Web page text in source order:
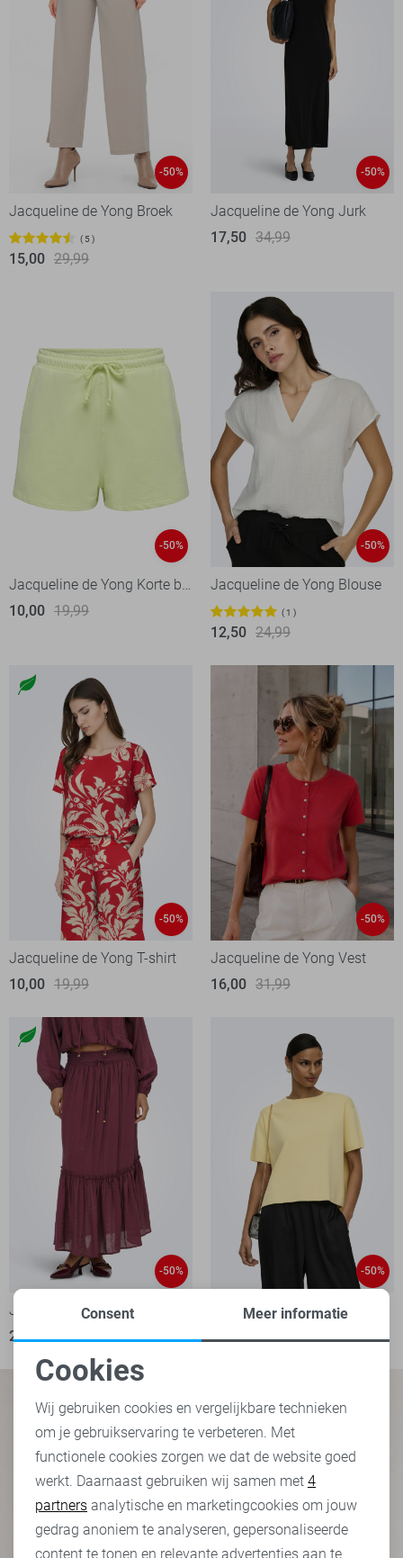
-50%
Jacqueline de Yong Broek
5
15,00 29,99
-50%
Jacqueline de Yong Jurk
17,50 34,99
-50%
Jacqueline de Yong Korte broek
10,00 19,99
-50%
Jacqueline de Yong Blouse
1
12,50 24,99
-50%
Jacqueline de Yong T-shirt
10,00 19,99
-50%
Jacqueline de Yong Vest
16,00 31,99
-50%
Jacqueline de Yong Rok
20,00 39,99
-50%
Jacqueline de Yong Trui
17,50 34,99
Noodzakelijke cookies
Personalisatie cookies
Analytische cookies
Marketing cookies
Consent Meer informatie
Cookies
Wij gebruiken cookies en vergelijkbare technieken
om je gebruikservaring te verbeteren. Met
functionele cookies zorgen we dat de website goed
werkt. Daarnaast gebruiken wij samen met 4
partners analytische en marketingcookies om jouw
gedrag anoniem te analyseren, gepersonaliseerde
content te tonen en relevante advertenties aan te